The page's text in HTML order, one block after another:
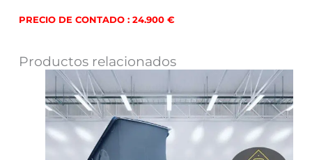
PRECIO DE CONTADO : 24.900 €
Productos relacionados
precio
original
era:
El
precio
actual
es:
59,900.00€.